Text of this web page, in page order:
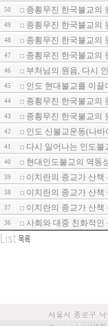
50 종횡무진 한국불교의
49 종횡무진 한국불교의
48 종횡무진 한국불교의
47 종횡무진 한국불교의
46 부처님의 원음, 다시
45 인도 현대불교를 이끌
44 종횡무진 한국불교의
43 종횡무진 한국불교의
42 인도 신불교운동(나바
41 다시 일어나는 인도불
40 현대인도불교의 역동
39 이치란의 종교가 산책
38 이치란의 종교가 산책
37 이치란의 종교가 산책
36 사회와 대중 친화적인